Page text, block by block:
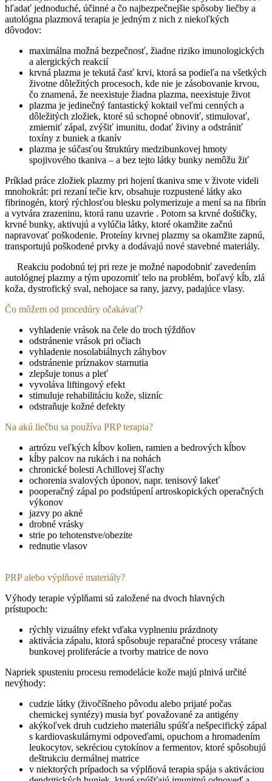
hľadať jednoduché, účinné a čo najbezpečnejšie spôsoby liečby a
autológna plazmová terapia je jedným z nich z niekoľkých
dôvodov:
maximálna možná bezpečnosť, žiadne riziko imunologických
a alergických reakcií
krvná plazma je tekutá časť krvi, ktorá sa podieľa na všetkých
životne dôležitých procesoch, kde nie je zásobovanie krvou,
čo znamená, že neexistuje žiadna plazma, neexistuje život
plazma je jedinečný fantastický koktail veľmi cenných a
dôležitých zložiek, ktoré sú schopné obnoviť, stimulovať,
zmierniť zápal, zvýšiť imunitu, dodať živiny a odstrániť
toxíny z buniek a tkanív
plazma je súčasťou štruktúry medzibunkovej hmoty
spojivového tkaniva – a bez tejto látky bunky nemôžu žiť
Príklad práce zložiek plazmy pri hojení tkaniva sme v živote videli
mnohokrát: pri rezaní tečie krv, obsahuje rozpustené látky ako
fibrinogén, ktorý rýchlosťou blesku polymerizuje a mení sa na fibrín
a vytvára zrazeninu, ktorá ranu uzavrie . Potom sa krvné doštičky,
krvné bunky, aktivujú a vylúčia látky, ktoré okamžite začnú
napravovať poškodenie. Proteíny krvnej plazmy sa okamžite zapnú,
transportujú poškodené prvky a dodávajú nové stavebné materiály.
Reakciu podobnú tej pri reze je možné napodobniť zavedením
autológnej plazmy a tým upozorniť telo na problém, boľavý kĺb, zlá
koža, dystrofický sval, nehojace sa rany, jazvy, padajúce vlasy.
Čo môžem od procedúry očakávať?
vyhladenie vrások na čele do troch týždňov
odstránenie vrások pri očiach
vyhladenie nosolabiálnych záhybov
odstránenie príznakov starnutia
zlepšuje tonus a pleť
vyvoláva liftingový efekt
stimuluje rehabilitáciu kože, slizníc
odstraňuje kožné defekty
Na akú liečbu sa používa PRP terapia?
artrózu veľkých kĺbov kolien, ramien a bedrových kĺbov
kĺby palcov na rukách i na nohách
chronické bolesti Achillovej šľachy
ochorenia svalových úponov, napr. tenisový lakeť
pooperačný zápal po podstúpení artroskopických operačných
výkonov
jazvy po akné
drobné vrásky
strie po tehotenstve/obezite
rednutie vlasov
PRP alebo výplňové materiály?
Výhody terapie výplňami sú založené na dvoch hlavných
prístupoch:
rýchly vizuálny efekt vďaka vyplneniu prázdnoty
aktivácia zápalu, ktorá spôsobuje reparačné procesy vrátane
bunkovej proliferácie a tvorby matrice de novo
Napriek spusteniu procesu remodelácie kože majú plnivá určité
nevýhody:
cudzie látky (živočíšneho pôvodu alebo prijaté počas
chemickej syntézy) musia byť považované za antigény
akýkoľvek druh cudzieho materiálu spúšťa nešpecifický zápal
s kardiovaskulárnymi odpoveďami, opuchom a hromadením
leukocytov, sekréciou cytokínov a fermentov, ktoré spôsobujú
deštrukciu dermálnej matrice
v niektorých prípadoch sa výplňová terapia spája s aktiváciou